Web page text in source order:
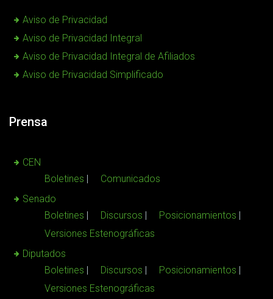
Aviso de Privacidad
Aviso de Privacidad Integral
Aviso de Privacidad Integral de Afiliados
Aviso de Privacidad Simplificado
Prensa
CEN
Boletines
Comunicados
Senado
Boletines
Discursos
Posicionamientos
Versiones Estenográficas
Diputados
Boletines
Discursos
Posicionamientos
Versiones Estenográficas